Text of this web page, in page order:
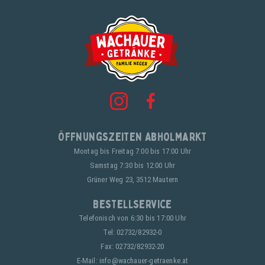
Öffnungszeiten Abholmarkt
Montag bis Freitag 7:00 bis 17:00 Uhr
Samstag 7:30 bis 12:00 Uhr
Grüner Weg 23, 3512 Mautern
Bestellservice
Telefonisch von 6:30 bis 17:00 Uhr
Tel: 02732/82932-0
Fax: 02732/82932-20
E-Mail: info@wachauer-getraenke.at